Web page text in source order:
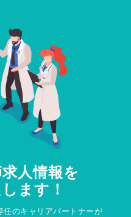
人情報を
ます！
任のキャリアパートナーが